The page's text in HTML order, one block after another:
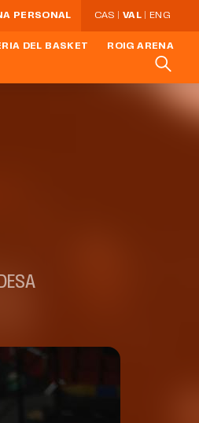
PERSONAL CAS VAL ENG
DEL BASKET ROIG ARENA